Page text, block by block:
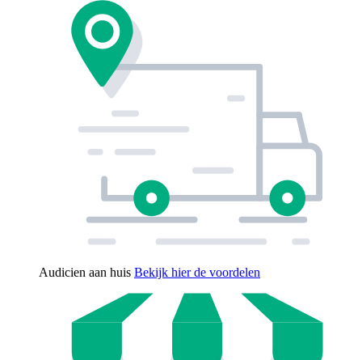
Audicien aan huis Bekijk hier de voordelen